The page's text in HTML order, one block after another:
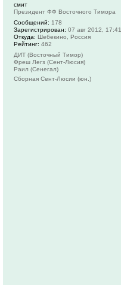
смит
Президент ФФ Восточного Тимора
Сообщений: 178
Зарегистрирован: 07 авг 2012, 17:41
Откуда: Шебекино, Россия
Рейтинг: 462
ДИТ (Восточный Тимор)
Фреш Легз (Сент-Люсия)
Раил (Сенегал)
Сборная Сент-Люсии (юн.)